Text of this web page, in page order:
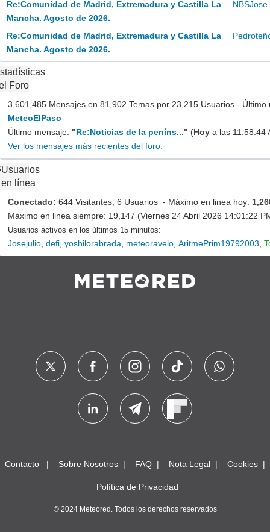
Re:Comunidad de Madrid, Extremadura y Castilla La
Mancha. Agosto de 2026.
NBSJose
Re:Comunidad de Madrid, Extremadura y Castilla La
Mancha. Agosto de 2026.
Foro
3,601,485 Mensajes en 81,902 Temas por 23,215 Usuarios - Último
MeteoElPaso
Último mensaje: "Re:Noticias de la peníns..." (Hoy a las 11:58:44
Ver los mensajes más recientes del foro.
Usuarios
en línea
Conectado: 644 Visitantes, 6 Usuarios - Máximo en linea hoy:
Máximo en linea siempre: 19,147 (Viernes 24 Abril 2026 14:01:22
Usuarios activos en los últimos 15 minutos:
Josejulio defi yoshilorabrada meteoravelo AritmePrim19792003
Contacto Sobre Nosotros FAQ Nota Legal Cookies
Política de Privacidad
© 2024 Meteored. Todos los derechos reservados